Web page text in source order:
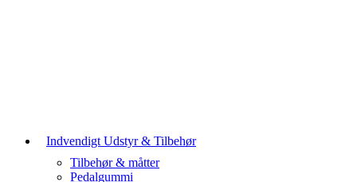
Indvendigt Udstyr & Tilbehør
Tilbehør & måtter
Pedalgummi